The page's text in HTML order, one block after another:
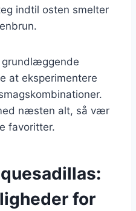
indtil osten smelter
grundlæggende
at eksperimentere
næsten alt, så vær
favoritter.
for